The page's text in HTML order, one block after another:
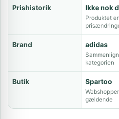
Prishistorik Ikke nok
Produktet
Brand adidas
kategorien
Butik Spartoo
gældende